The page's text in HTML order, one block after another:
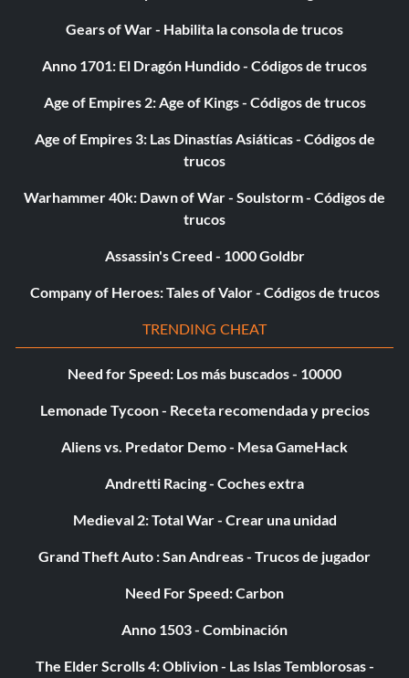
Gears of War - Habilita la consola de trucos
Anno 1701: El Dragón Hundido - Códigos de trucos
Age of Empires 2: Age of Kings - Códigos de trucos
Age of Empires 3: Las Dinastías Asiáticas - Códigos de
trucos
Warhammer 40k: Dawn of War - Soulstorm - Códigos de
trucos
Assassin's Creed - 1000 Goldbr
Company of Heroes: Tales of Valor - Códigos de trucos
TRENDING CHEAT
Need for Speed: Los más buscados - 10000
Lemonade Tycoon - Receta recomendada y precios
Aliens vs. Predator Demo - Mesa GameHack
Andretti Racing - Coches extra
Medieval 2: Total War - Crear una unidad
Grand Theft Auto : San Andreas - Trucos de jugador
Need For Speed: Carbon
Anno 1503 - Combinación
The Elder Scrolls 4: Oblivion - Las Islas Temblorosas -